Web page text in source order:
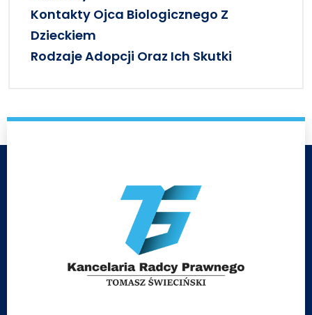
Kontakty Ojca Biologicznego Z
Dzieckiem
Rodzaje Adopcji Oraz Ich Skutki